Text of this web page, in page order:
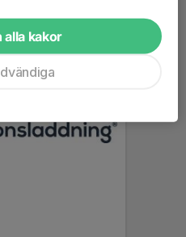
alla kakor